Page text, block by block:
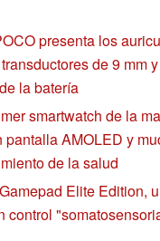
presenta los
de 9 mm
la batería
smartwatch de la
pantalla AMOLED y
de la salud
Elite Edition,
control